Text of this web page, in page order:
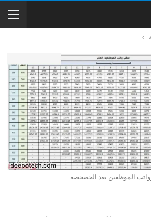
الموظفين بعد الخصخصة